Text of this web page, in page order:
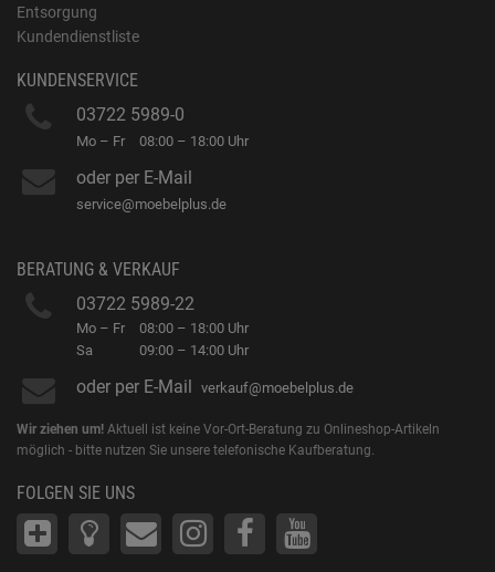
Entsorgung
Kundendienstliste
KUNDENSERVICE
03722 5989-0
Mo – Fr 08:00 – 18:00 Uhr
oder per E-Mail
service@moebelplus.de
BERATUNG & VERKAUF
03722 5989-22
Mo – Fr
Sa
08:00 – 18:00 Uhr
09:00 – 14:00 Uhr
oder per E-Mail verkauf@moebelplus.de
Wir ziehen um! Aktuell ist keine Vor-Ort-Beratung zu Onlineshop-Artikeln
möglich - bitte nutzen Sie unsere telefonische Kaufberatung.
FOLGEN SIE UNS